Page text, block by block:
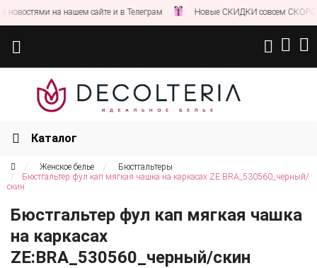
на нашем сайте и в Телеграм Новые СКИДКИ совсем СКОРО!
Каталог
Женское белье
Бюстгальтеры
Бюстгальтер фул кап мягкая чашка на каркасах ZE:BRA_530560_черный/
скин
Бюстгальтер фул кап мягкая чашка
на каркасах
ZE:BRA_530560_черный/скин